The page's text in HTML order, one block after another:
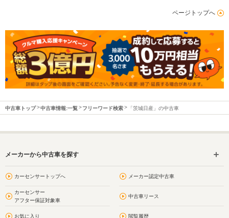
ページトップへ
中古車トップ 中古車情報:一覧 フリーワード検索 「茨城日産」の中古車
メーカーから中古車を探す
カーセンサートップへ メーカー認定中古車
カーセンサー
アフター保証対象車
中古車リース
お気に入り 閲覧履歴